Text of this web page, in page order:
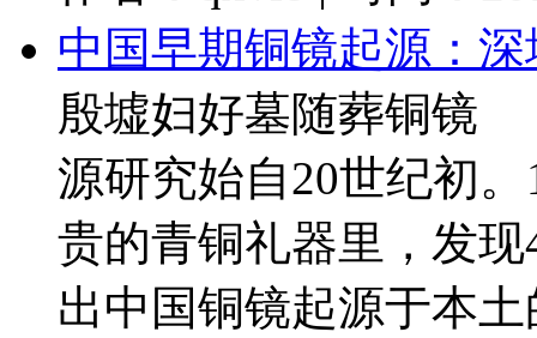
中国早期铜镜起源：
殷墟妇好墓随葬铜
源研究始自20世纪初
贵的青铜礼器里，发
出中国铜镜起源于本